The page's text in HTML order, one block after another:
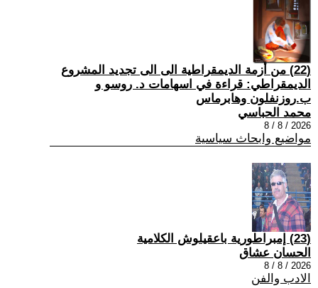
(22) من أزمة الديمقراطية الى الى تجديد المشروع
الديمقراطي: قراءة في اسهامات د. روسو و
ب.روزنفلون وهابرماس
محمد الحباسي
2026 / 8 / 8
مواضيع وابحاث سياسية
(23) إمبراطورية باعقيلوش الكلامية
الحسان عشاق
2026 / 8 / 8
الادب والفن